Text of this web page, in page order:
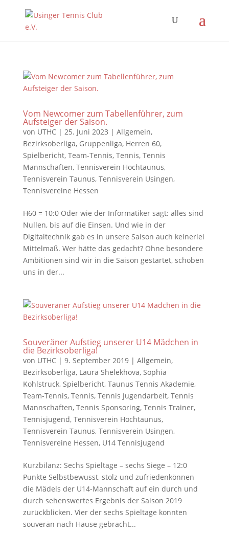
Vom Newcomer zum Tabellenführer, zum
Aufsteiger der Saison.
von UTHC| 25. Juni 2023 | Allgemein,
Bezirksoberliga, Gruppenliga, Herren 60,
Spielbericht, Team-Tennis, Tennis, Tennis
Mannschaften, Tennisverein Hochtaunus,
Tennisverein Taunus, Tennisverein Usingen,
Tennisvereine Hessen
H60 = 10:0 Oder wie der Informatiker sagt: alles sind
Nullen, bis auf die Einsen. Und wie in der
Digitaltechnik gab es in unsere Saison auch keinerlei
Mittelmaß. Wer hätte das gedacht? Ohne besondere
Ambitionen sind wir in die Saison gestartet, schoben
uns in der...
Souveräner Aufstieg unserer U14 Mädchen in
die Bezirksoberliga!
von UTHC| 9. September 2019| Allgemein,
Bezirksoberliga, Laura Shelekhova, Sophia
Kohlstruck, Spielbericht, Taunus Tennis Akademie,
Team-Tennis, Tennis, Tennis Jugendarbeit, Tennis
Mannschaften, Tennis Sponsoring, Tennis Trainer,
Tennisjugend, Tennisverein Hochtaunus,
Tennisverein Taunus, Tennisverein Usingen,
Tennisvereine Hessen, U14 Tennisjugend
Kurzbilanz: Sechs Spieltage – sechs Siege – 12:0
Punkte Selbstbewusst, stolz und zufriedenkönnen
die Mädels der U14-Mannschaft auf ein durch und
durch sehenswertes Ergebnis der Saison 2019
zurückblicken. Vier der sechs Spieltage konnten
souverän nach Hause gebracht...